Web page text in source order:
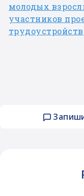
молодых
участников